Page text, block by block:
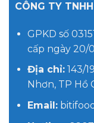
CÔNG TY
GPKD số
cấp ngày 20/
Địa chỉ:143/
Nhơn, TP Hồ
Email: